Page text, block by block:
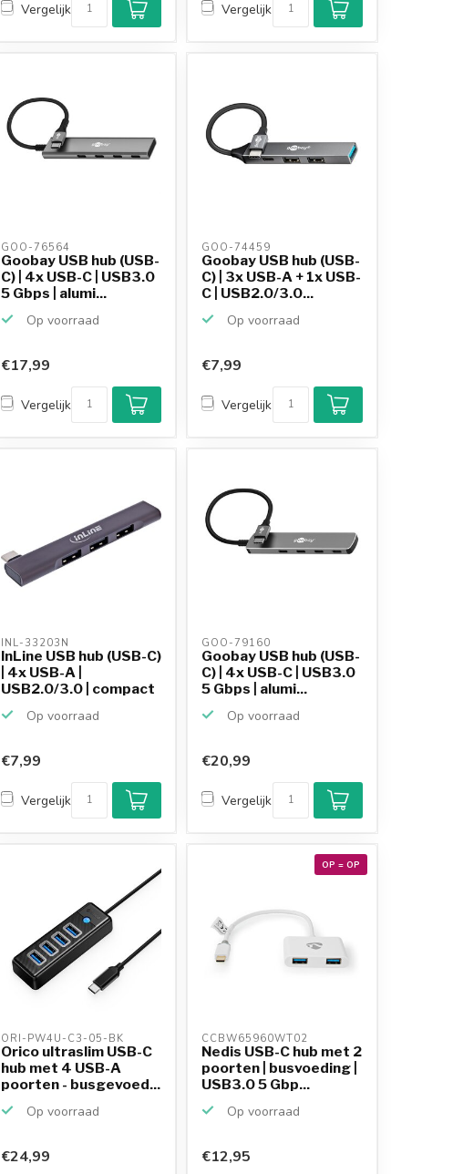
Vergelijk Vergelijk
GOO-76564
Goobay USB hub (USB-
C) | 4x USB-C | USB3.0
5 Gbps | alumi...
Op voorraad
€17,99
Vergelijk
GOO-74459
Goobay USB hub (USB-
C) | 3x USB-A + 1x USB-
C | USB2.0/3.0...
Op voorraad
€7,99
Vergelijk
INL-33203N
InLine USB hub (USB-C)
| 4x USB-A |
USB2.0/3.0 | compact
Op voorraad
€7,99
Vergelijk
GOO-79160
Goobay USB hub (USB-
C) | 4x USB-C | USB3.0
5 Gbps | alumi...
Op voorraad
Klantenbeoordeling
9,2/10
Achteraf betalen
mogelijk
productkennis
€20,99
Vergelijk
ORI-PW4U-C3-05-BK
Orico ultraslim USB-C
hub met 4 USB-A
poorten - busgevoed...
Op voorraad
€24,99
OP = OP
CCBW65960WT02
Nedis USB-C hub met 2
poorten | busvoeding |
USB3.0 5 Gbp...
Op voorraad
€12,95